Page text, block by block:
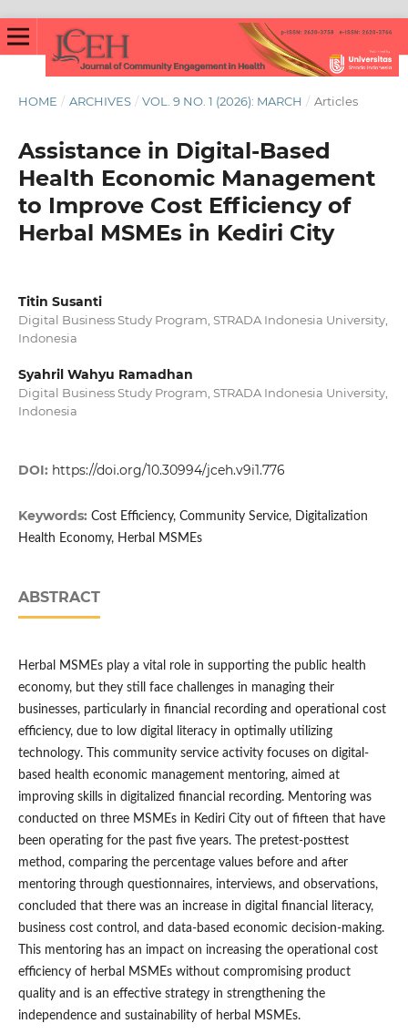
HOME / ARCHIVES / VOL. 9 NO. 1 (2026): MARCH / Articles
Assistance in Digital-Based
Health Economic Management
to Improve Cost Efficiency of
Herbal MSMEs in Kediri City
Titin Susanti
Digital Business Study Program, STRADA Indonesia University,
Indonesia
Syahril Wahyu Ramadhan
Digital Business Study Program, STRADA Indonesia University,
Indonesia
DOI: https://doi.org/10.30994/jceh.v9i1.776
Keywords: Cost Efficiency, Community Service, Digitalization
Health Economy, Herbal MSMEs
ABSTRACT
Herbal MSMEs play a vital role in supporting the public health
economy, but they still face challenges in managing their
businesses, particularly in financial recording and operational cost
efficiency, due to low digital literacy in optimally utilizing
technology. This community service activity focuses on digital-
based health economic management mentoring, aimed at
improving skills in digitalized financial recording. Mentoring was
conducted on three MSMEs in Kediri City out of fifteen that have
been operating for the past five years. The pretest-posttest
method, comparing the percentage values ​​before and after
mentoring through questionnaires, interviews, and observations,
concluded that there was an increase in digital financial literacy,
business cost control, and data-based economic decision-making.
This mentoring has an impact on increasing the operational cost
efficiency of herbal MSMEs without compromising product
quality and is an effective strategy in strengthening the
independence and sustainability of herbal MSMEs.